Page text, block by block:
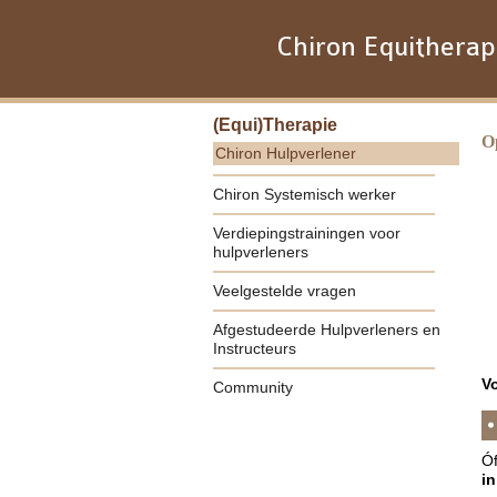
Chiron
(Equi)Therapie
Chiron Hulpverlener
Chiron Systemisch werker
Verdiepingstrainingen voor
hulpverleners
Veelgestelde vragen
Afgestudeerde Hulpverleners en
Instructeurs
Community
Óf